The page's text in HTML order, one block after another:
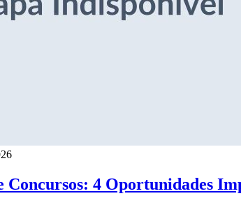
Concursos: 4 Oportunidades